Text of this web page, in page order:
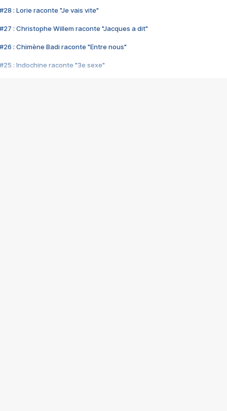
#28 : Lorie raconte "Je vais vite"
#27 : Christophe Willem raconte "Jacques a dit"
#26 : Chimène Badi raconte "Entre nous"
#25 : Indochine raconte "3e sexe"